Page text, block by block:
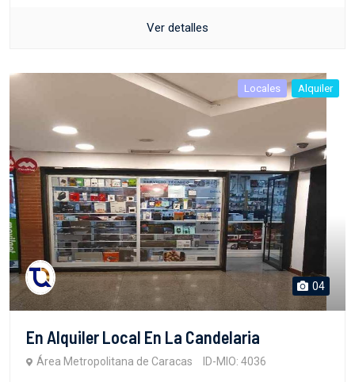
Ver detalles
Locales Alquiler
04
En Alquiler Local En La Candelaria
Área Metropolitana de Caracas ID-MIO: 4036